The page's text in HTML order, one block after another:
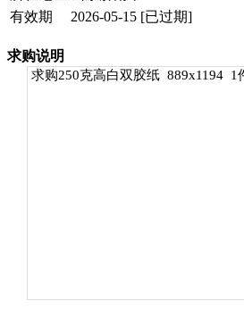
有效期
2026-05-15 [已过期]
求购说明
求购250克高白双胶纸 889x1194 1